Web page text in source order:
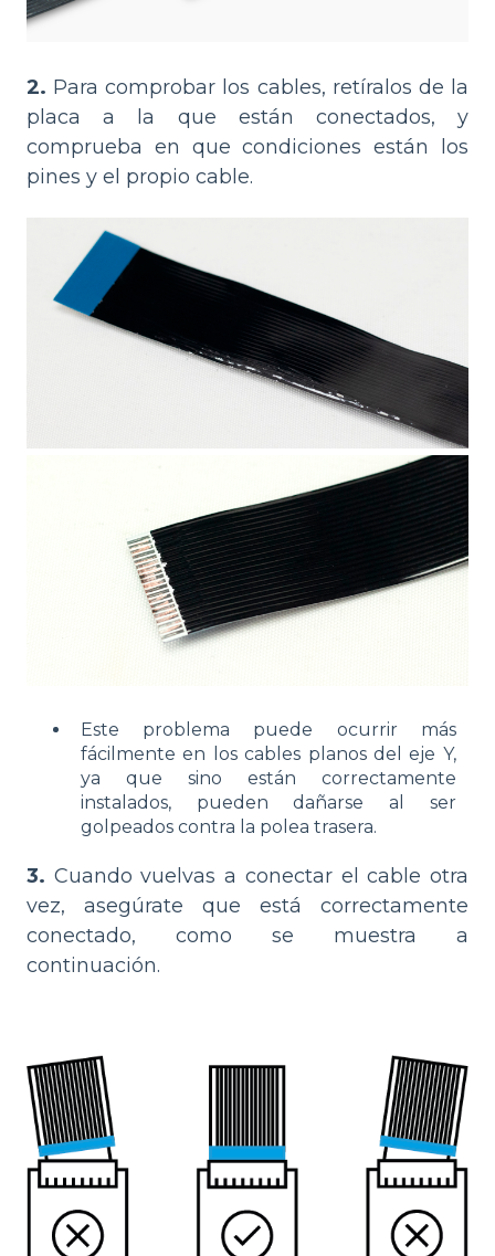
2. Para comprobar los cables, retíralos de la
placa a la que están conectados, y
comprueba en que condiciones están los
pines y el propio cable.
Este problema puede ocurrir más
fácilmente en los cables planos del eje Y,
ya que sino están correctamente
instalados, pueden dañarse al ser
golpeados contra la polea trasera.
3. Cuando vuelvas a conectar el cable otra
vez, asegúrate que está correctamente
conectado, como se muestra a
continuación.